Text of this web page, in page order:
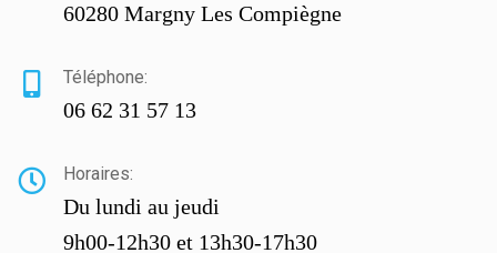
60280 Margny Les Compiègne
Téléphone:
06 62 31 57 13
Horaires:
Du lundi au jeudi
9h00-12h30 et 13h30-17h30